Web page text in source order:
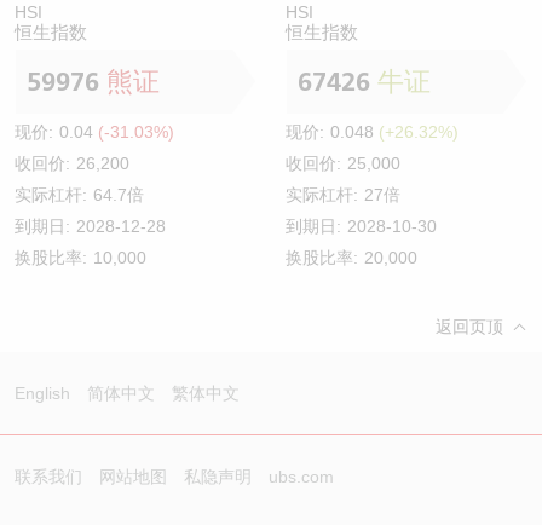
HSI
恒生指数
59976 熊证
现价: 0.04 (-31.03%)
收回价: 26,200
实际杠杆: 64.7倍
到期日: 2028-12-28
换股比率: 10,000
HSI
恒生指数
67426 牛证
现价: 0.048 (+26.32%)
收回价: 25,000
实际杠杆: 27倍
到期日: 2028-10-30
换股比率: 20,000
返回页顶
English 简体中文 繁体中文
联系我们 网站地图 私隐声明 ubs.com